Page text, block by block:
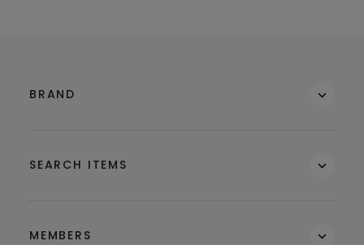
BRAND
SEARCH ITEMS
MEMBERS